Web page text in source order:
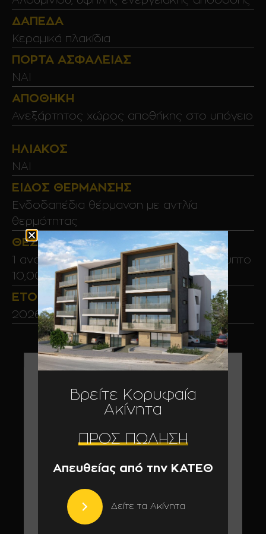
ΔΆΠΕΔΑ
Κεραμικά πλακίδια
ΠΌΡΤΑ ΑΣΦΑΛΕΊΑΣ
NAI
ΑΠΟΘΉΚΗ
Ανεξάρτητος χώρος αποθήκης στο υπόγειο
ΗΛΙΑΚΌΣ
ΝΑΙ
ΕΊΔΟΣ ΘΈΡΜΑΝΣΗΣ
Ενδοδαπέδια θέρμανση με αντλία
θερμότητας
ΘΈΣΗ ΣΤΆΘΜΕΥΣΗΣ
1 ανοιχτή θέση στάθμευσης στον ακάλυπτο
10,00τμ – 12,00τμ
ΈΤΟΣ ΟΛΟΚΛΉΡΩΣΗΣ
2026
Βρείτε Κορυφαία
Ακίνητα
ΠΡΟΣ ΠΏΛΗΣΗ
Απευθείας από την ΚΑΤΕΘ
Δείτε τα Ακίνητα